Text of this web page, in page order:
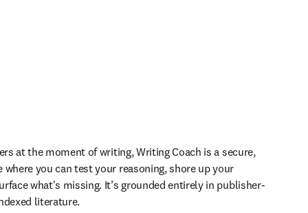
at the moment of writing, Writing Coach is a secure,
where you can test your reasoning, shore up your
what's missing. It’s grounded entirely in publisher-
literature.